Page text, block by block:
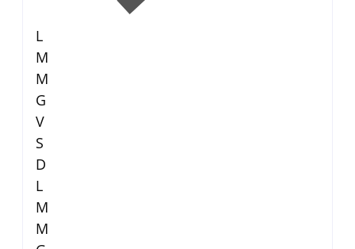
L
M
M
G
V
S
D
L
M
M